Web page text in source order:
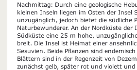
Nachmittag: Durch eine geologische
kleinen Inseln liegen im Osten der Insel
unzugänglich, jedoch bietet die südliche
Naturbewunderer. An der Nordküste
Südküste eine 25 m hohe,
breit. Die Insel ist Heimat einer
Sesuvien. Beide Pflanzen sind
Blättern sind in der Regenzeit von
zunächst gelb, später rot und violett